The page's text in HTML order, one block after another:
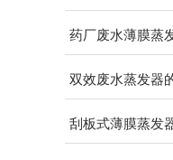
药厂废水薄膜蒸
双效废水蒸发器
刮板式薄膜蒸发